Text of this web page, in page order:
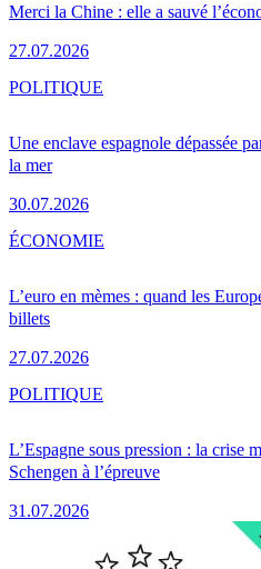
Merci la Chine : elle a sauvé
27.07.2026
Une enclave espagnole dépassée
la mer
30.07.2026
POLITIQUE
L’euro en mèmes : quand les
billets
27.07.2026
ÉCONOMIE
L’Espagne sous pression : la crise
Schengen à l’épreuve
31.07.2026
POLITIQUE